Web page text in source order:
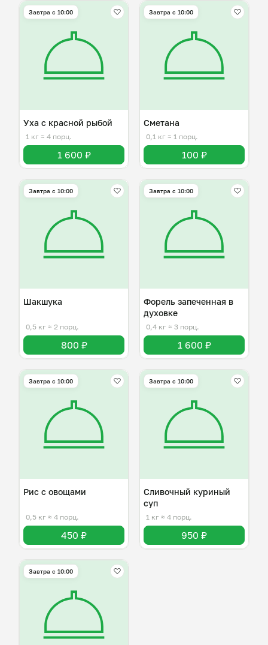
Завтра c 10:00
Уха с красной рыбой
1 кг ≈ 4 порц.
1 600 ₽
Завтра c 10:00
Сметана
0,1 кг ≈ 1 порц.
100 ₽
Завтра c 10:00
Шакшука
0,5 кг ≈ 2 порц.
800 ₽
Завтра c 10:00
Форель запеченная в
духовке
0,4 кг ≈ 3 порц.
1 600 ₽
Завтра c 10:00
Рис с овощами
0,5 кг ≈ 4 порц.
450 ₽
Завтра c 10:00
Сливочный куриный
суп
1 кг ≈ 4 порц.
950 ₽
Завтра c 10:00